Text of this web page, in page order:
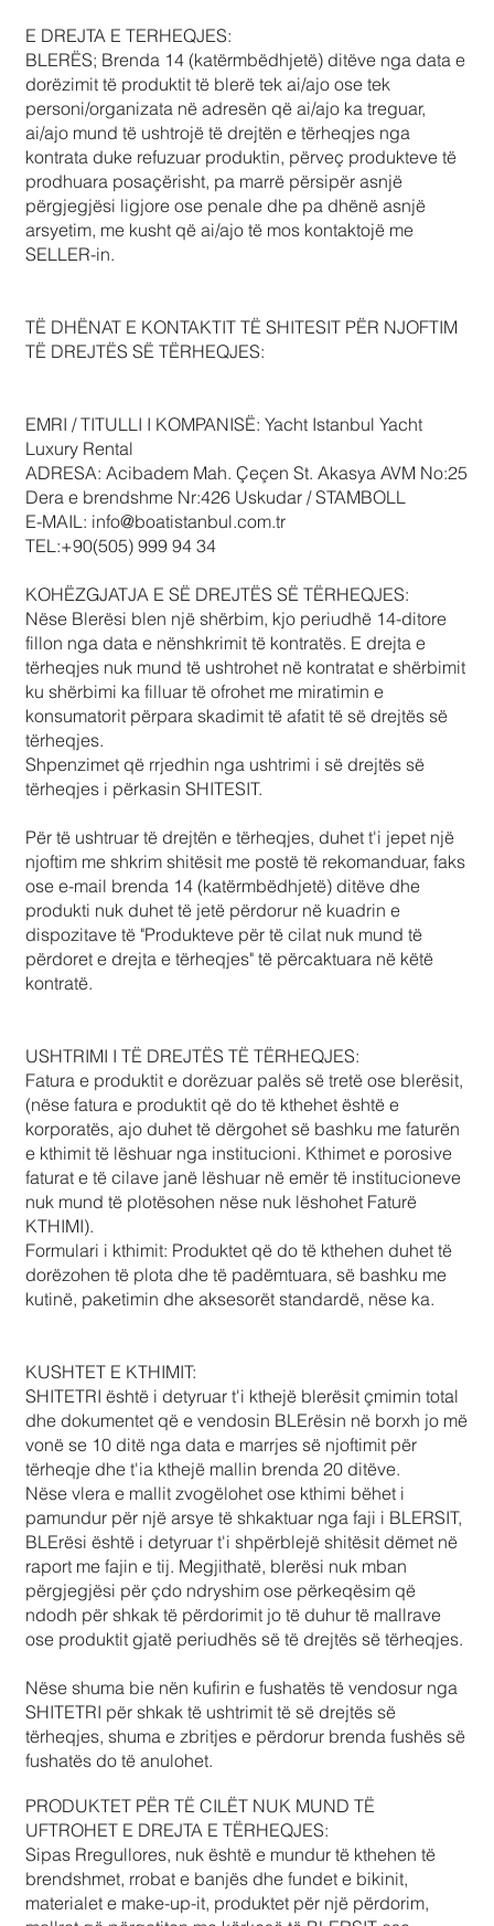
E DREJTA E TERHEQJES:
BLERËS; Brenda 14 (katërmbëdhjetë) ditëve nga data e
dorëzimit të produktit të blerë tek ai/ajo ose tek
personi/organizata në adresën që ai/ajo ka treguar,
ai/ajo mund të ushtrojë të drejtën e tërheqjes nga
kontrata duke refuzuar produktin, përveç produkteve të
prodhuara posaçërisht, pa marrë përsipër asnjë
përgjegjësi ligjore ose penale dhe pa dhënë asnjë
arsyetim, me kusht që ai/ajo të mos kontaktojë me
SELLER-in.
TË DHËNAT E KONTAKTIT TË SHITESIT PËR NJOFTIM
TË DREJTËS SË TËRHEQJES:
EMRI / TITULLI I KOMPANISË: Yacht Istanbul Yacht
Luxury Rental
ADRESA: Acibadem Mah. Çeçen St. Akasya AVM No:25
Dera e brendshme Nr:426 Uskudar / STAMBOLL
E-MAIL: info@boatistanbul.com.tr
TEL:+90(505) 999 94 34
KOHËZGJATJA E SË DREJTËS SË TËRHEQJES:
Nëse Blerësi blen një shërbim, kjo periudhë 14-ditore
fillon nga data e nënshkrimit të kontratës. E drejta e
tërheqjes nuk mund të ushtrohet në kontratat e shërbimit
ku shërbimi ka filluar të ofrohet me miratimin e
konsumatorit përpara skadimit të afatit të së drejtës së
tërheqjes.
Shpenzimet që rrjedhin nga ushtrimi i së drejtës së
tërheqjes i përkasin SHITESIT.
Për të ushtruar të drejtën e tërheqjes, duhet t'i jepet një
njoftim me shkrim shitësit me postë të rekomanduar, faks
ose e-mail brenda 14 (katërmbëdhjetë) ditëve dhe
produkti nuk duhet të jetë përdorur në kuadrin e
dispozitave të "Produkteve për të cilat nuk mund të
përdoret e drejta e tërheqjes" të përcaktuara në këtë
kontratë.
USHTRIMI I TË DREJTËS TË TËRHEQJES:
Fatura e produktit e dorëzuar palës së tretë ose blerësit,
(nëse fatura e produktit që do të kthehet është e
korporatës, ajo duhet të dërgohet së bashku me faturën
e kthimit të lëshuar nga institucioni. Kthimet e porosive
faturat e të cilave janë lëshuar në emër të institucioneve
nuk mund të plotësohen nëse nuk lëshohet Faturë
KTHIMI).
Formulari i kthimit: Produktet që do të kthehen duhet të
dorëzohen të plota dhe të padëmtuara, së bashku me
kutinë, paketimin dhe aksesorët standardë, nëse ka.
KUSHTET E KTHIMIT:
SHITETRI është i detyruar t'i kthejë blerësit çmimin total
dhe dokumentet që e vendosin BLErësin në borxh jo më
vonë se 10 ditë nga data e marrjes së njoftimit për
tërheqje dhe t'ia kthejë mallin brenda 20 ditëve.
Nëse vlera e mallit zvogëlohet ose kthimi bëhet i
pamundur për një arsye të shkaktuar nga faji i BLERSIT,
BLErësi është i detyruar t'i shpërblejë shitësit dëmet në
raport me fajin e tij. Megjithatë, blerësi nuk mban
përgjegjësi për çdo ndryshim ose përkeqësim që
ndodh për shkak të përdorimit jo të duhur të mallrave
ose produktit gjatë periudhës së të drejtës së tërheqjes.
Nëse shuma bie nën kufirin e fushatës të vendosur nga
SHITETRI për shkak të ushtrimit të së drejtës së
tërheqjes, shuma e zbritjes e përdorur brenda fushës së
fushatës do të anulohet.
PRODUKTET PËR TË CILËT NUK MUND TË
UFTROHET E DREJTA E TËRHEQJES:
Sipas Rregullores, nuk është e mundur të kthehen të
brendshmet, rrobat e banjës dhe fundet e bikinit,
materialet e make-up-it, produktet për një përdorim,